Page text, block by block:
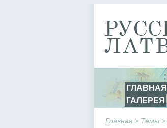
ГЛАВНАЯ
ГАЛЕРЕЯ
Главная > Темы >